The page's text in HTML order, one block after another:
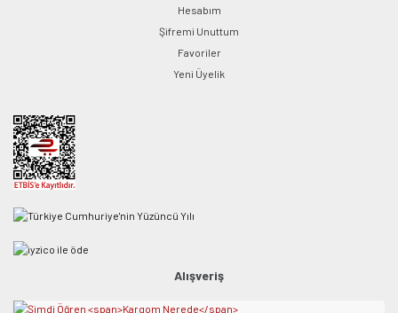
Hesabım
Şifremi Unuttum
Favoriler
Yeni Üyelik
Alışveriş